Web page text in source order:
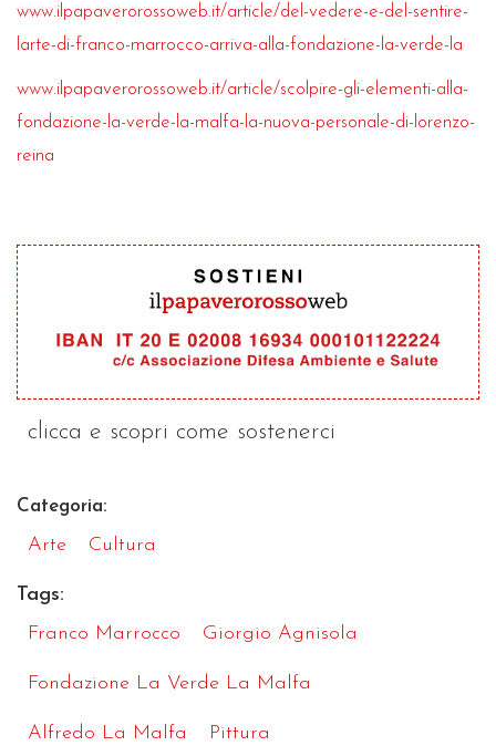
www.ilpapaverorossoweb.it/article/del-vedere-e-del-sentire-
larte-di-franco-marrocco-arriva-alla-fondazione-la-verde-la
www.ilpapaverorossoweb.it/article/scolpire-gli-elementi-alla-
fondazione-la-verde-la-malfa-la-nuova-personale-di-lorenzo-
reina
clicca e scopri come sostenerci
Categoria:
Arte Cultura
Tags:
Franco Marrocco
Giorgio Agnisola
Fondazione La Verde La Malfa
Alfredo La Malfa Pittura